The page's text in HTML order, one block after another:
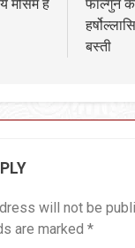
मौसम है
फाल्गुन
बस्ती
will not be
are marked *